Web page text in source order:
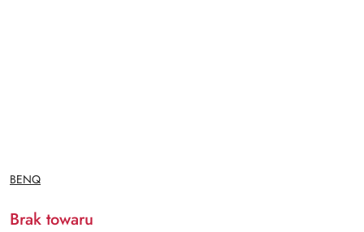
NAZWA
PRODUCENTA:
BENQ
Brak towaru